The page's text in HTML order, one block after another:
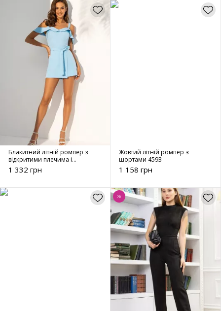
Блакитний літній ромпер з
відкритими плечима і
воланами 4592
1 332 грн
Жовтий літній ромпер з
шортами 4593
1 158 грн
Хіт